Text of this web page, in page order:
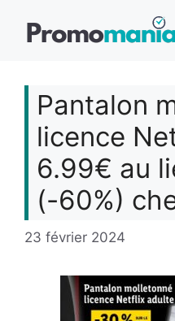
Pantalon
licence
6.99€ au
(-60%)
23 février 2024